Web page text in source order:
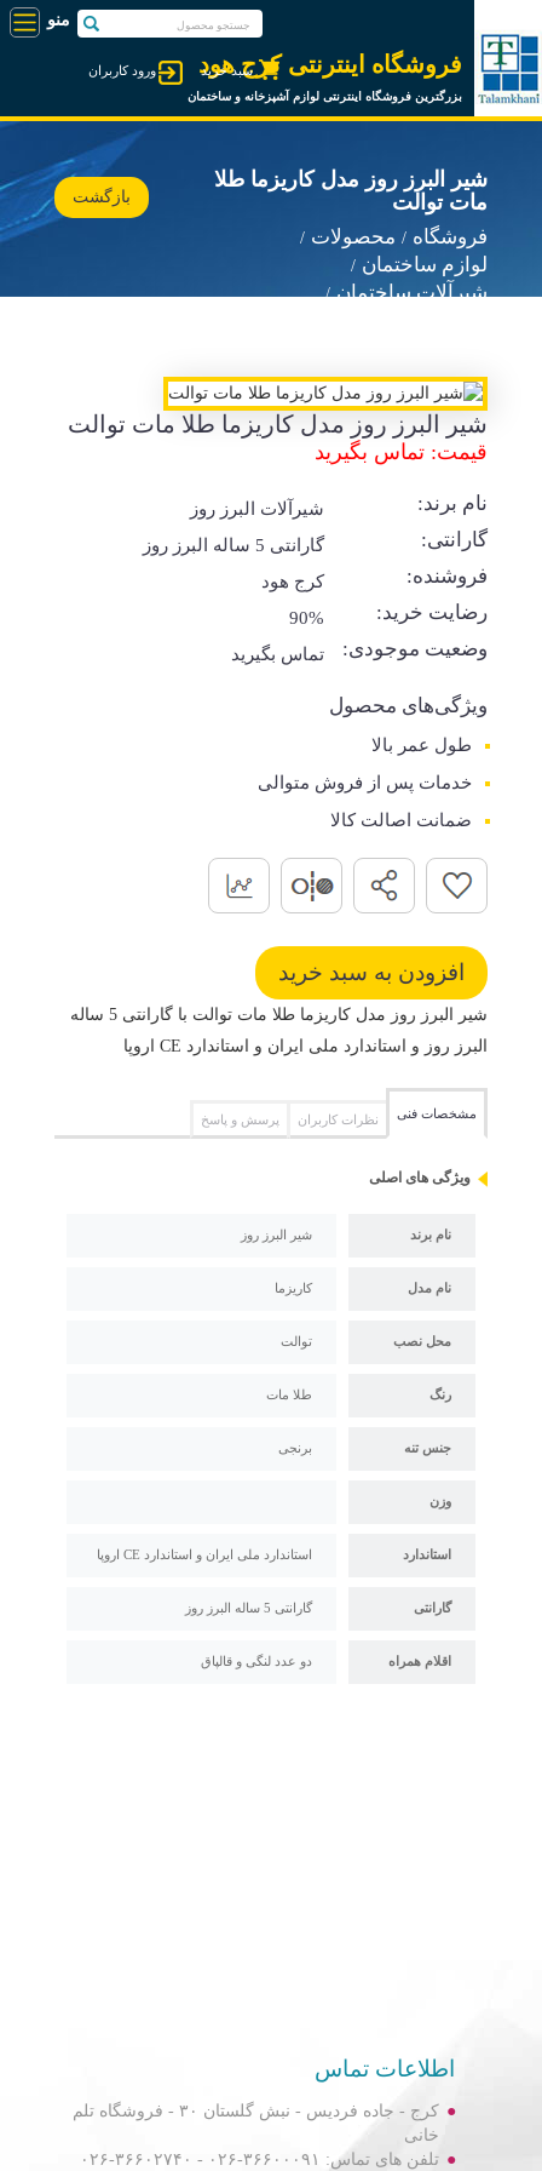
فروشگاه اینترنتی کرج هود
بزرگترین فروشگاه اینترنتی لوازم آشپزخانه و ساختمان
ورود کاربران سبد خرید
شیر البرز روز مدل کاریزما طلا
مات توالت
فروشگاه
محصولات
لوازم ساختمان
شیرآلات ساختمان
بازگشت
شیر البرز روز مدل کاریزما طلا مات توالت
قیمت: تماس بگیرید
نام برند: شیرآلات البرز روز
گارانتی: گارانتی 5 ساله البرز روز
فروشنده: کرج هود
رضایت خرید: 90%
وضعیت موجودی: تماس بگیرید
ویژگی‌های محصول
طول عمر بالا
خدمات پس از فروش متوالی
ضمانت اصالت کالا
شیر البرز روز مدل کاریزما طلا مات توالت با گارانتی 5 ساله
البرز روز و استاندارد ملی ایران و استاندارد CE اروپا
مشخصات فنی نظرات کاربران پرسش و پاسخ
ویژگی های اصلی
نام برند شیر البرز روز
نام مدل کاریزما
محل نصب توالت
رنگ طلا مات
جنس تنه برنجی
وزن
استاندارد استاندارد ملی ایران و استاندارد CE اروپا
گارانتی گارانتی 5 ساله البرز روز
اقلام همراه دو عدد لنگی و قالپاق
اطلاعات تماس
کرج - جاده فردیس - نبش گلستان ۳۰ - فروشگاه تلم
خانی
تلفن های تماس: ۳۶۶۰۰۰۹۱-۰۲۶ - ۳۶۶۰۲۷۴۰-۰۲۶